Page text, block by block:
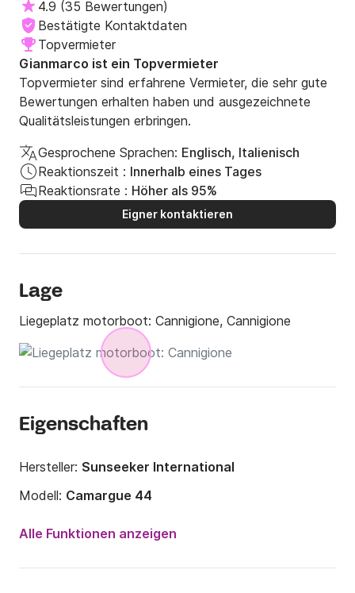
4.9 (35 Bewertungen)
Bestätigte Kontaktdaten
Topvermieter
Gianmarco ist ein Topvermieter
Topvermieter sind erfahrene Vermieter, die sehr gute
Bewertungen erhalten haben und ausgezeichnete
Qualitätsleistungen erbringen.
Gesprochene Sprachen: Englisch, Italienisch
Reaktionszeit : Innerhalb eines Tages
Reaktionsrate : Höher als 95%
Eigner kontaktieren
Lage
Liegeplatz motorboot: Cannigione, Cannigione
Eigenschaften
Hersteller: Sunseeker International
Modell: Camargue 44
Motorleistung:
Alle Funktionen anzeigen